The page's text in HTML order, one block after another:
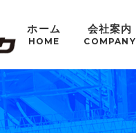
ホーム
HOME
会社案内
COMPANY